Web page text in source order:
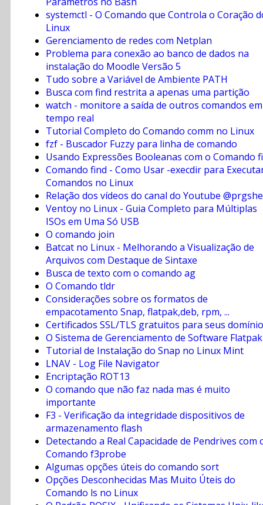
systemctl - O Comando que Controla o Coração
Linux
Gerenciamento de redes com Netplan
Problema para conexão ao banco de dados na
instalação do Moodle Versão 5
Tudo sobre a Variável de Ambiente PATH
Busca com find restrita a apenas uma partição
watch - monitore a saída de outros comandos em
tempo real
Tutorial Completo do Comando comm no Linux
fzf - Buscador Fuzzy para linha de comando
Usando Expressões Booleanas com o Comando
Comando find - Como Usar -execdir para
Comandos no Linux
Relação dos vídeos do canal do Youtube
Ventoy no Linux - Guia Completo para Múltiplas
ISOs em Uma Só USB
O comando join
Batcat no Linux - Melhorando a Visualização de
Arquivos com Destaque de Sintaxe
Busca de texto com o comando ag
O Comando tldr
Considerações sobre os formatos de
empacotamento Snap, flatpak,deb, rpm, ...
Certificados SSL/TLS gratuitos para seus
O Sistema de Gerenciamento de Software Flatpak
Tutorial de Instalação do Snap no Linux Mint
LNAV - Log File Navigator
Encriptação ROT13
O comando que não faz nada mas é muito
importante
F3 - Verificação da integridade dispositivos de
armazenamento flash
Detectando a Real Capacidade de Pendrives com
Comando f3probe
Algumas opções úteis do comando sort
Opções Desconhecidas Mas Muito Úteis do
Comando ls no Linux